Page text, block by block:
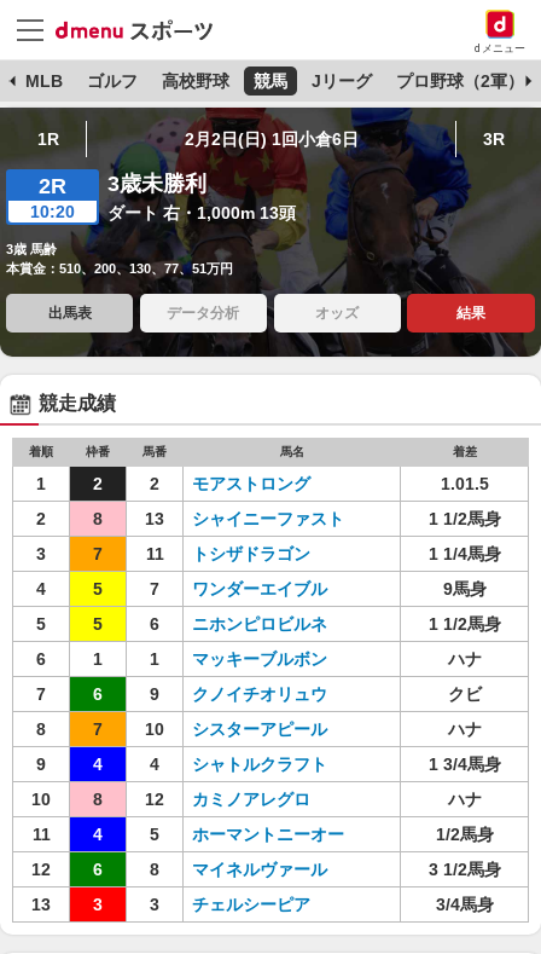
dメニュー
MLB ゴルフ 高校野球 競馬 Jリーグ プロ野球（2軍）
1R 2月2日(日) 1回小倉6日 3R
2R
10:20
3歳未勝利
ダート 右・1,000m 13頭
3歳 馬齢
本賞金：510、200、130、77、51万円
出馬表 データ分析 オッズ 結果
競走成績
着順 枠番 馬番 馬名 着差
1 2 2 モアストロング
1.01.5
2
8 13 シャイニーファスト
1 1/2馬身
3
7 11 トシザドラゴン
1 1/4馬身
4
5 7 ワンダーエイブル
9馬身
5
5 6 ニホンピロビルネ
1 1/2馬身
6
1 1 マッキーブルボン
ハナ
7
6 9 クノイチオリュウ
クビ
8
7 10 シスターアピール
ハナ
9
4 4 シャトルクラフト
1 3/4馬身
10
8 12 カミノアレグロ
ハナ
11
4 5 ホーマントニーオー
1/2馬身
12
6 8 マイネルヴァール
3 1/2馬身
13
3 3 チェルシーピア 3/4馬身